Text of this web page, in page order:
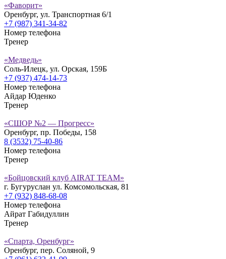
«Фаворит»
Оренбург, ул. Транспортная 6/1
+7 (987) 341-34-82
Номер телефона
Тренер
«Медведь»
Соль-Илецк, ул. Орская, 159Б
+7 (937) 474-14-73
Номер телефона
Айдар Юденко
Тренер
«СШОР №2 — Прогресс»
Оренбург, пр. Победы, 158
8 (3532) 75-40-86
Номер телефона
Тренер
«Бойцовский клуб AIRAT TEAM»
г. Бугуруслан ул. Комсомольская, 81
+7 (932) 848-68-08
Номер телефона
Айрат Габидуллин
Тренер
«Спарта, Оренбург»
Оренбург, пер. Соляной, 9